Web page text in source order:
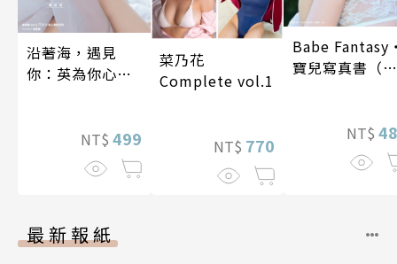
沿著海，遇見
你：英為你心動
NT$ 499
菜乃花
Complete vol.1
NT$ 770
Babe
寶兒寫真書（加
NT$
最新報紙